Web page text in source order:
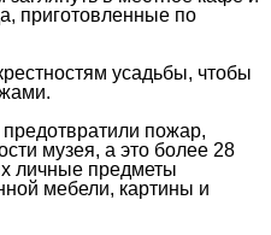
приготовленные по
усадьбы, чтобы
предотвратили пожар,
музея, а это более 28
личные предметы
мебели, картины и